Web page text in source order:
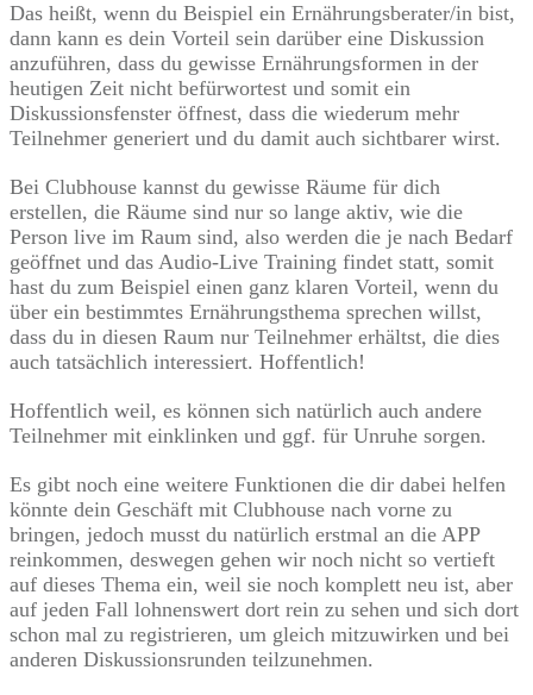
Das heißt, wenn du Beispiel ein Ernährungsberater/in bist,
dann kann es dein Vorteil sein darüber eine Diskussion
anzuführen, dass du gewisse Ernährungsformen in der
heutigen Zeit nicht befürwortest und somit ein
Diskussionsfenster öffnest, dass die wiederum mehr
Teilnehmer generiert und du damit auch sichtbarer wirst.
Bei Clubhouse kannst du gewisse Räume für dich
erstellen, die Räume sind nur so lange aktiv, wie die
Person live im Raum sind, also werden die je nach Bedarf
geöffnet und das Audio-Live Training findet statt, somit
hast du zum Beispiel einen ganz klaren Vorteil, wenn du
über ein bestimmtes Ernährungsthema sprechen willst,
dass du in diesen Raum nur Teilnehmer erhältst, die dies
auch tatsächlich interessiert. Hoffentlich!
Hoffentlich weil, es können sich natürlich auch andere
Teilnehmer mit einklinken und ggf. für Unruhe sorgen.
Es gibt noch eine weitere Funktionen die dir dabei helfen
könnte dein Geschäft mit Clubhouse nach vorne zu
bringen, jedoch musst du natürlich erstmal an die APP
reinkommen, deswegen gehen wir noch nicht so vertieft
auf dieses Thema ein, weil sie noch komplett neu ist, aber
auf jeden Fall lohnenswert dort rein zu sehen und sich dort
schon mal zu registrieren, um gleich mitzuwirken und bei
anderen Diskussionsrunden teilzunehmen.